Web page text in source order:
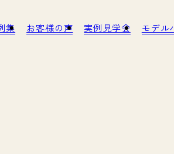
事例集 お客様の声 実例見学会